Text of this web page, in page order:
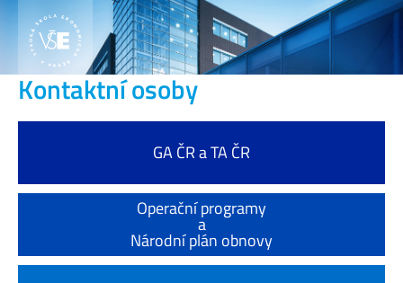
Kontaktní osoby
GA ČR a TA ČR
Operační programy
a
Národní plán obnovy